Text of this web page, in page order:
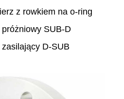
z rowkiem na o-ring
SUB-D
D-SUB